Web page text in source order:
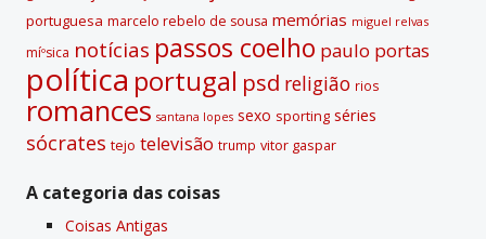
portuguesa marcelo rebelo de sousa memórias miguel relvas
míºsica notí­cias passos coelho paulo portas
polí­tica portugal psd religião rios
romances santana lopes sexo sporting séries
sócrates tejo televisão trump vitor gaspar
A categoria das coisas
Coisas Antigas